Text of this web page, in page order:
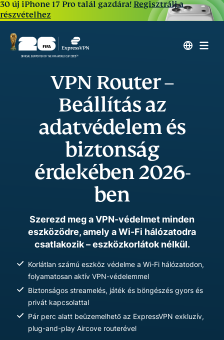
30 új iPhone 17 Pro talál gazdára! Regisztrálj a
részvételhez
VPN Router –
Beállítás az
adatvédelem és
biztonság
érdekében 2026-
ben
Szerezd meg a VPN-védelmet minden
eszközödre, amely a Wi-Fi hálózatodra
csatlakozik – eszközkorlátok nélkül.
Korlátlan számú eszköz védelme a Wi-Fi hálózatodon,
folyamatosan aktív VPN-védelemmel
Biztonságos streamelés, játék és böngészés gyors és
privát kapcsolattal
Pár perc alatt beüzemelhető az ExpressVPN exkluzív,
plug-and-play Aircove routerével